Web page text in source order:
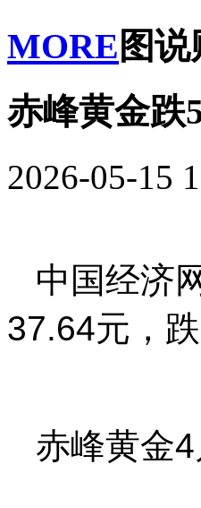
MORE 图
赤峰黄金跌
2026-05-15
中国经济
37.64元，
赤峰黄金